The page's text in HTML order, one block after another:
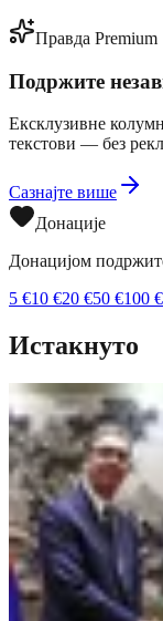
Правда Premium
Подржите
Ексклузивне
текстови — без
Сазнајте више
Донације
Донацијом
5 €10 €20 €50 €100 €
Истакнуто